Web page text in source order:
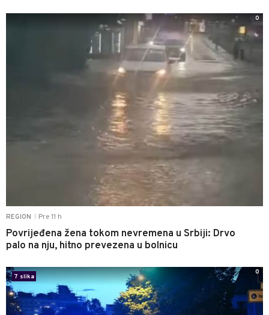
REGION Pre 11 h
Povrijeđena žena tokom nevremena u Srbiji: Drvo
palo na nju, hitno prevezena u bolnicu
0
7 slika
0